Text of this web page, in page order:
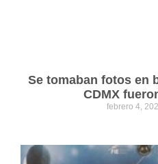
Se tomaban fotos en
CDMX
febrero 4,